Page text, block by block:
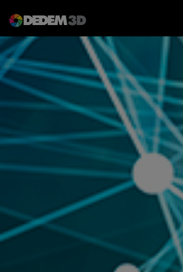
Azienda
Prodotti
Soluzioni 3D
Servizi
Assistenza
Newsletter